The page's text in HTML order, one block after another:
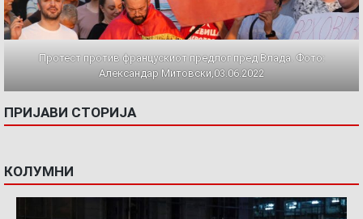
Протест против францускиот предлог пред Влада. Фото:
Александар Митовски,03.06.2022
ПРИЈАВИ СТОРИЈА
КОЛУМНИ